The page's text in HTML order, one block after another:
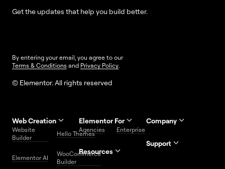
Get the updates that help you build better.
By entering your email, you agree to our
Terms & Conditions and Privacy Policy.
© Elementor. All rights reserved
Web Creation
Website
Builder
Hello Themes
Elementor AI
WooCommerce
Builder
Elementor For
Agencies Enterprise
Resources
Company
Support